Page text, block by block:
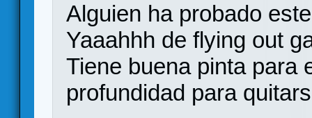
Alguien ha probado
Yaaahhh de flying out
Tiene buena pinta para
profundidad para